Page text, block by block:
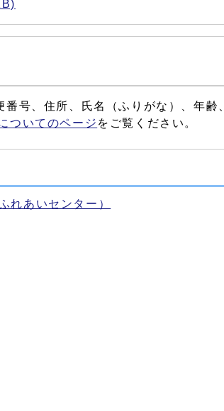
番号、住所、氏名（ふりがな）、年
ついてのページ をご覧ください。
れあいセンター）